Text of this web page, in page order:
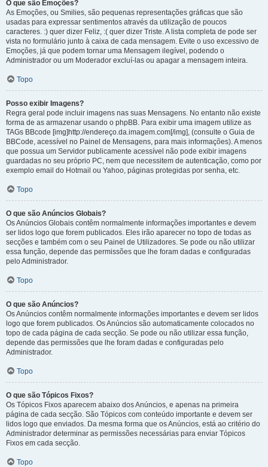
O que são Emoções?
As Emoções, ou Smilies, são pequenas representações gráficas que são
usadas para expressar sentimentos através da utilização de poucos
caracteres. :) quer dizer Feliz, :( quer dizer Triste. A lista completa de pode ser
vista no formulário junto à caixa de cada mensagem. Evite o uso excessivo de
Emoções, já que podem tornar uma Mensagem ilegível, podendo o
Administrador ou um Moderador excluí-las ou apagar a mensagem inteira.
Topo
Posso exibir Imagens?
Regra geral pode incluir imagens nas suas Mensagens. No entanto não existe
forma de as armazenar usando o phpBB. Para exibir uma imagem utilize as
TAGs BBcode [img]http://endereço.da.imagem.com[/img], (consulte o Guia de
BBCode, acessível no Painel de Mensagens, para mais informações). A menos
que possua um Servidor publicamente acessível não pode exibir imagens
guardadas no seu próprio PC, nem que necessitem de autenticação, como por
exemplo email do Hotmail ou Yahoo, páginas protegidas por senha, etc.
Topo
O que são Anúncios Globais?
Os Anúncios Globais contêm normalmente informações importantes e devem
ser lidos logo que forem publicados. Eles irão aparecer no topo de todas as
secções e também com o seu Painel de Utilizadores. Se pode ou não utilizar
essa função, depende das permissões que lhe foram dadas e configuradas
pelo Administrador.
Topo
O que são Anúncios?
Os Anúncios contêm normalmente informações importantes e devem ser lidos
logo que forem publicados. Os Anúncios são automaticamente colocados no
topo de cada página de cada secção. Se pode ou não utilizar essa função,
depende das permissões que lhe foram dadas e configuradas pelo
Administrador.
Topo
O que são Tópicos Fixos?
Os Tópicos Fixos aparecem abaixo dos Anúncios, e apenas na primeira
página de cada secção. São Tópicos com conteúdo importante e devem ser
lidos logo que enviados. Da mesma forma que os Anúncios, está ao critério do
Administrador determinar as permissões necessárias para enviar Tópicos
Fixos em cada secção.
Topo